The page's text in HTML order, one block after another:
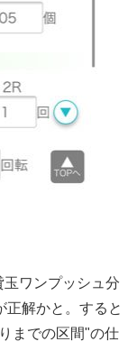
ワンプッシュ分
正解かと。すると
までの区間"の仕